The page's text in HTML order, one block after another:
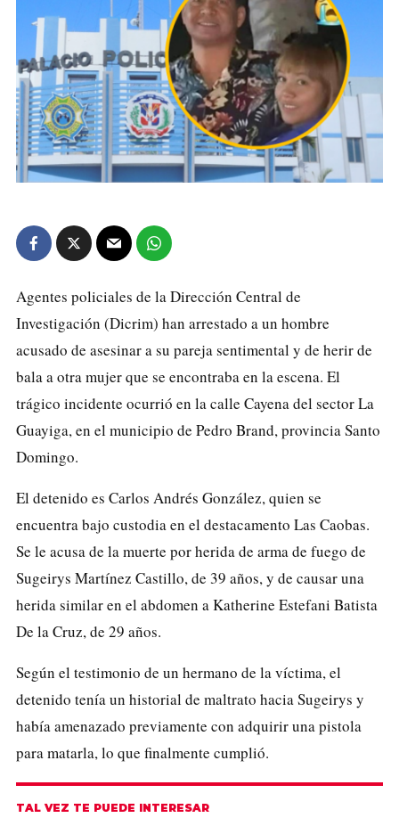
Agentes policiales de la Dirección Central de
Investigación (Dicrim) han arrestado a un hombre
acusado de asesinar a su pareja sentimental y de herir de
bala a otra mujer que se encontraba en la escena. El
trágico incidente ocurrió en la calle Cayena del sector La
Guayiga, en el municipio de Pedro Brand, provincia Santo
Domingo.
El detenido es Carlos Andrés González, quien se
encuentra bajo custodia en el destacamento Las Caobas.
Se le acusa de la muerte por herida de arma de fuego de
Sugeirys Martínez Castillo, de 39 años, y de causar una
herida similar en el abdomen a Katherine Estefani Batista
De la Cruz, de 29 años.
Según el testimonio de un hermano de la víctima, el
detenido tenía un historial de maltrato hacia Sugeirys y
había amenazado previamente con adquirir una pistola
para matarla, lo que finalmente cumplió.
TAL VEZ TE PUEDE INTERESAR